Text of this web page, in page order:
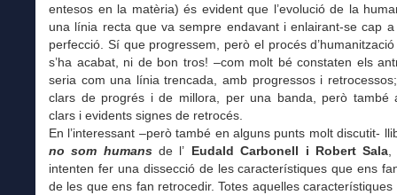
entesos en la matèria) és evident que l’evolució de la
una línia recta que va sempre endavant i enlairant-se cap
perfecció. Sí que progressem, però el procés
s’ha acabat, ni de bon tros! –com molt bé constaten els
seria com una línia trencada, amb progressos i
clars de progrés i de millora, per una banda, però també
clars i evidents signes de retrocés.
En l’interessant –però també en alguns punts molt discutit-
no som humansde l’ Eudald Carbonell i Robert Sala
intenten fer una dissecció de les característiques que ens
de les que ens fan retrocedir. Totes aquelles característiques